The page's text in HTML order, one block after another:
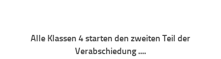
Alle Klassen 4 starten den zweiten Teil der
Verabschiedung ....